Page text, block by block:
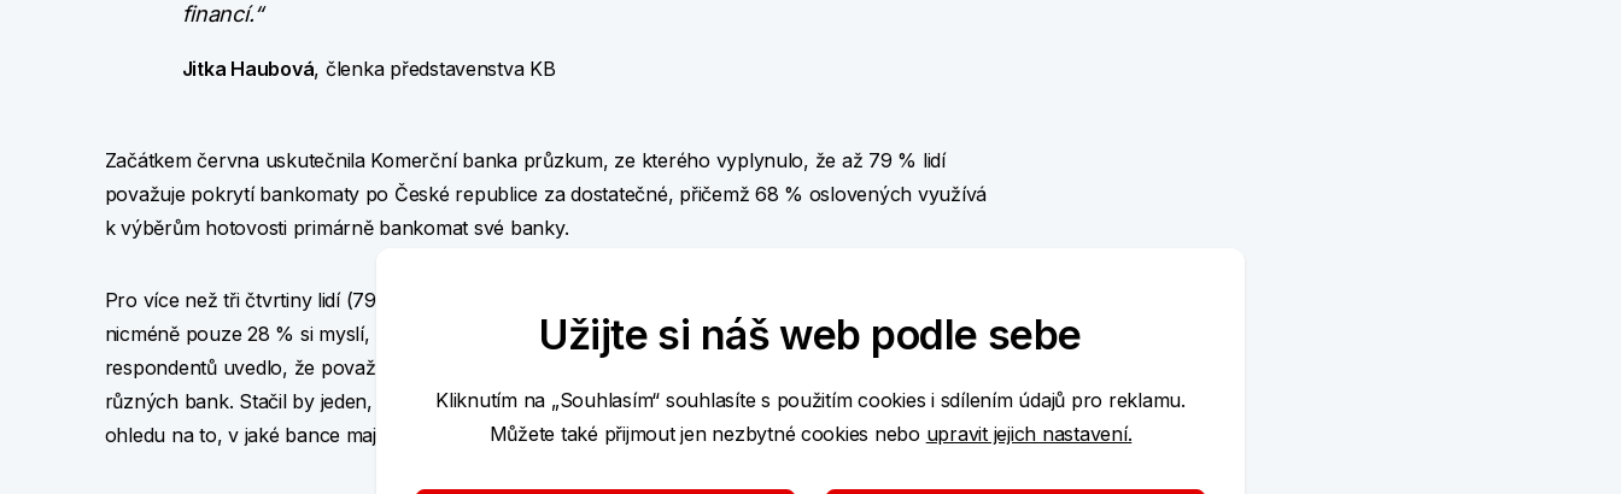
financí.“
Jitka Haubová, členka představenstva KB
Začátkem června uskutečnila Komerční banka průzkum, ze kterého vyplynulo, že až 79 % lidí
považuje pokrytí bankomaty po České republice za dostatečné, přičemž 68 % oslovených využívá
k výběrům hotovosti primárně bankomat své banky.
Pro více než tři čtvrtiny lidí (79 %) je důležité, aby měli ve svém okolí bankomat své banky,
nicméně pouze 28 % si myslí, že by každá banka měla mít svůj bankomat. Naopak 39 %
respondentů uvedlo, že považují za zbytečné, aby na jednom místě byly dva a více bankomaty od
různých bank. Stačil by jeden, ideálně takový, ze kterého by mohli klienti všech bank vybírat bez
ohledu na to, v jaké bance mají účet. Tento názor zastává 95 % dotazovaných.
Užijte si náš web podle sebe
Kliknutím na „Souhlasím“ souhlasíte s použitím cookies i sdílením údajů pro reklamu.
Můžete také přijmout jen nezbytné cookies nebo upravit jejich nastavení.